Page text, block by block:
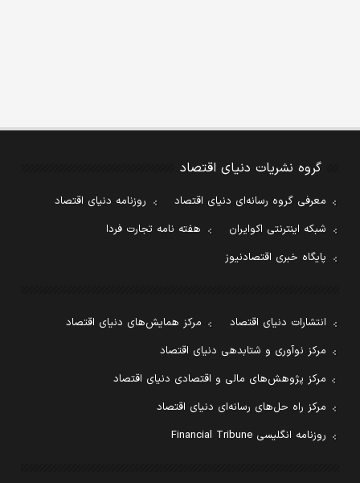
گروه نشریات دنیای اقتصاد
معرفی گروه رسانه‌ای دنیای اقتصاد
روزنامه دنیای اقتصاد
شبکه اینترنتی اکوایران
هفته نامه تجارت فردا
پایگاه خبری اقتصادنیوز
انتشارات دنیای اقتصاد
مرکز همایش‌های دنیای اقتصاد
مرکز نوآوری و شتابدهی دنیای اقتصاد
مرکز پژوهش‌های مالی و اقتصادی دنیای اقتصاد
مرکز راه حل‌های رسانه‌ای دنیای اقتصاد
روزنامه انگلیسی Financial Tribune